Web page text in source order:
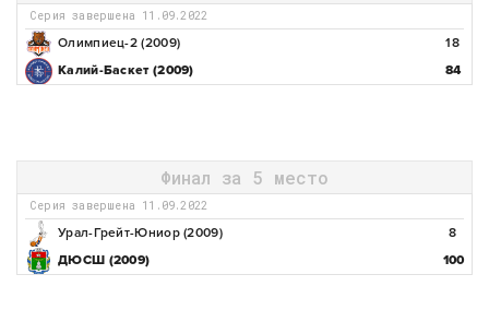
Серия завершена 11.09.2022
Олимпиец-2 (2009)
18
Калий-Баскет (2009)
84
Финал за 5 место
Серия завершена 11.09.2022
Урал-Грейт-Юниор (2009)
8
ДЮСШ (2009)
100